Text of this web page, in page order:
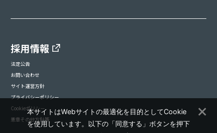
採用情報
法定公告
お問い合わせ
サイト運営方針
プライバシーポリシー
Cookieポリシー
憲章その他方針等
本サイトはWebサイトの最適化を目的としてCookie
を使用しています。以下の「同意する」ボタンを押下